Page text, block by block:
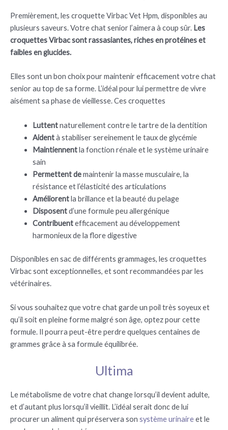
Premièrement, les croquette Virbac Vet Hpm, disponibles au
plusieurs saveurs. Votre chat senior l’aimera à coup sûr. Les
croquettes Virbacsont rassasiantes, riches en protéines et
faibles en glucides.
Elles sont un bon choix pour maintenir efficacement votre chat
senior au top de sa forme. L’idéal pour lui permettre de vivre
aisément sa phase de vieillesse. Ces croquettes
Luttentnaturellement contre le tartre de la dentition
Aidentà stabiliser sereinement le taux de glycémie
Maintiennentla fonction rénale et le système urinaire
sain
Permettent demaintenir la masse musculaire, la
résistance et l’élasticité des articulations
Améliorentla brillance et la beauté du pelage
Disposentd’une formule peu allergénique
Contribuentefficacement au développement
harmonieux de la flore digestive
Disponibles en sac de différents grammages, les croquettes
Virbac sont exceptionnelles, et sont recommandées par les
vétérinaires.
Si vous souhaitez que votre chat garde un poil très soyeux et
qu’il soit en pleine forme malgré son âge, optez pour cette
formule. Il pourra peut-être perdre quelques centaines de
grammes grâce à sa formule équilibrée.
Ultima
Le métabolisme de votre chat change lorsqu’il devient adulte,
et d’autant plus lorsqu’il vieillit. L’idéal serait donc de lui
procurer un aliment qui préservera son système urinaireet le